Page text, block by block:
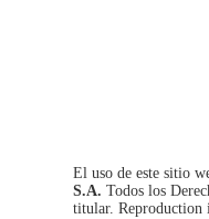
El uso de este sitio
S.A. Todos los
titular. Reproduction